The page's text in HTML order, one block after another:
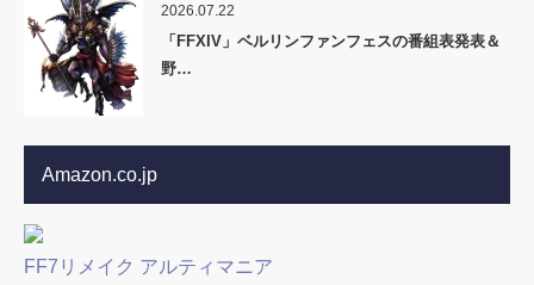
2026.07.22
「FFXIV」ベルリンファンフェスの番組表発表＆
野…
Amazon.co.jp
FF7リメイク アルティマニア